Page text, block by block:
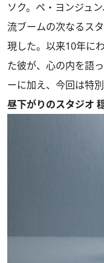
ソク。ペ・ヨンジュ
流ブームの次なるス
現した。以来10年に
た彼が、心の内を語
ーに加え、今回は特
昼下がりのスタジオ